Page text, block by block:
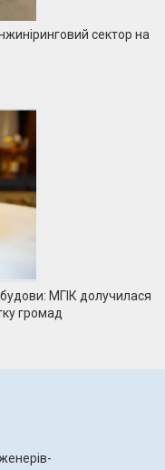
сектор на
МГІК долучилася
громад